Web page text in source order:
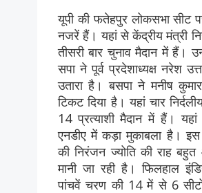
यूपी की फतेहपुर लोकसभा सीट
नजरें हैं। यहां से केंद्रीय मंत्री
तीसरी बार चुनाव मैदान में हैं।
सपा ने पूर्व प्रदेशाध्यक्ष नरेश
उतारा है। बसपा ने मनीष
टिकट दिया है। यहां चार
14 प्रत्याशी मैदान में हैं।
एनडीए में कड़ा मुकाबला है। इस
की निरंजन ज्योति की राह
मानी जा रही है। फिलहाल
पांचवें चरण की 14 में से 6